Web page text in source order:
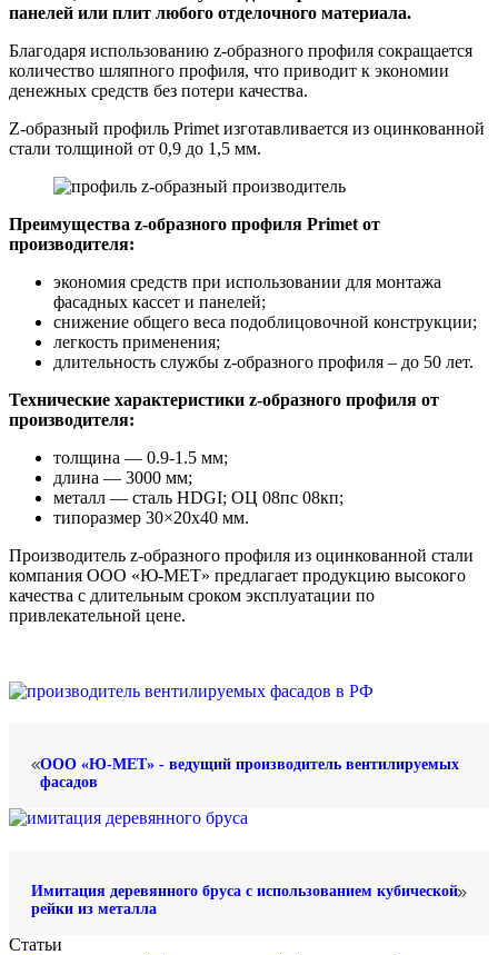
панелей или плит любого отделочного материала.
Благодаря использованию z-образного профиля сокращается
количество шляпного профиля, что приводит к экономии
денежных средств без потери качества.
Z-образный профиль Primet изготавливается из оцинкованной
стали толщиной от 0,9 до 1,5 мм.
Преимущества z-образного профиля Primet от
производителя:
экономия средств при использовании для монтажа
фасадных кассет и панелей;
снижение общего веса подоблицовочной конструкции;
легкость применения;
длительность службы z-образного профиля – до 50 лет.
Технические характеристики z-образного профиля от
производителя:
толщина — 0.9-1.5 мм;
длина — 3000 мм;
металл — сталь HDGI; ОЦ 08пс 08кп;
типоразмер 30×20х40 мм.
Производитель z-образного профиля из оцинкованной стали
компания ООО «Ю-МЕТ» предлагает продукцию высокого
качества с длительным сроком эксплуатации по
привлекательной цене.
ООО «Ю-МЕТ» - ведущий производитель вентилируемых
фасадов
Имитация деревянного бруса с использованием кубической
рейки из металла
Статьи